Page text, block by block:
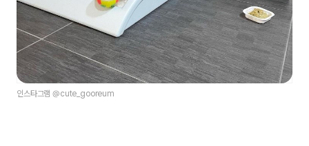
인스타그램 @cute_gooreum